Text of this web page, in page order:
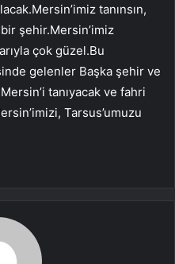
tanınsın,
şehir.Mersin’imiz
çok güzel.Bu
gelenler Başka şehir ve
tanıyacak ve fahri
Tarsus’umuzu